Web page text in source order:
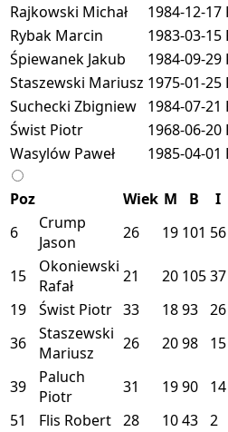
Rajkowski Michał
1984-12-17
Rybak Marcin
1983-03-15
Śpiewanek Jakub
1984-09-29
Staszewski Mariusz 1975-01-25
Suchecki Zbigniew 1984-07-21
Świst Piotr
1968-06-20
Wasylów Paweł
1985-04-01
Poz Wiek M B I
6
Crump
Jason
26 19 101 56
15
Okoniewski
Rafał
21 20 10537
19
Świst Piotr 33 1893 26
36
Staszewski
Mariusz
26 2098 15
39
Paluch
Piotr
31 1990 14
51
Flis Robert 28 1043 2